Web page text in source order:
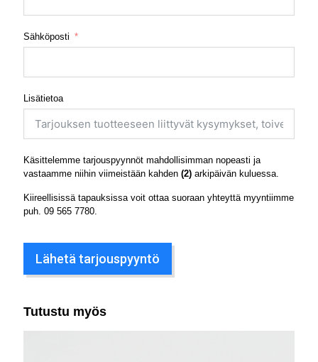
Sähköposti
Lisätietoa
Käsittelemme tarjouspyynnöt mahdollisimman nopeasti ja
vastaamme niihin viimeistään kahden (2) arkipäivän kuluessa.
Kiireellisissä tapauksissa voit ottaa suoraan yhteyttä myyntiimme
puh. 09 565 7780
Lähetä tarjouspyyntö
Tutustu myös